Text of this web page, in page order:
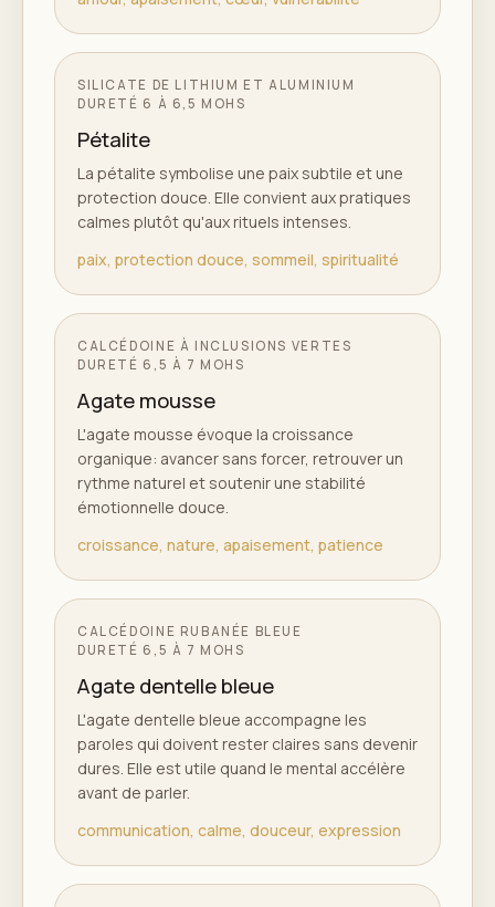
SILICATE DE LITHIUM ET ALUMINIUM
DURETÉ 6 À 6,5 MOHS
Pétalite
La pétalite symbolise une paix subtile et une
protection douce. Elle convient aux pratiques
calmes plutôt qu'aux rituels intenses.
paix, protection douce, sommeil, spiritualité
CALCÉDOINE À INCLUSIONS VERTES
DURETÉ 6,5 À 7 MOHS
Agate mousse
L'agate mousse évoque la croissance
organique: avancer sans forcer, retrouver un
rythme naturel et soutenir une stabilité
émotionnelle douce.
croissance, nature, apaisement, patience
CALCÉDOINE RUBANÉE BLEUE
DURETÉ 6,5 À 7 MOHS
Agate dentelle bleue
L'agate dentelle bleue accompagne les
paroles qui doivent rester claires sans devenir
dures. Elle est utile quand le mental accélère
avant de parler.
communication, calme, douceur, expression